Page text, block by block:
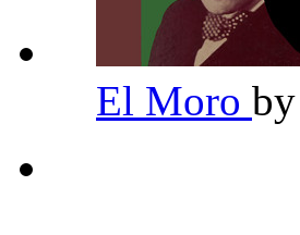
El Moro by